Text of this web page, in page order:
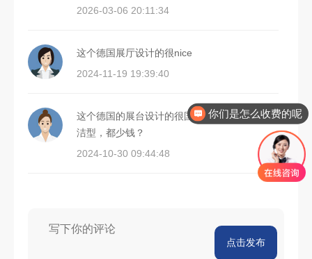
2026-03-06 20:11:34
这个德国展厅设计的很nice
2024-11-19 19:39:40
这个德国的展台设计的很国际范，我喜欢的简
洁型，都少钱？
2024-10-30 09:44:48
点击发布
你们是怎么收费的呢